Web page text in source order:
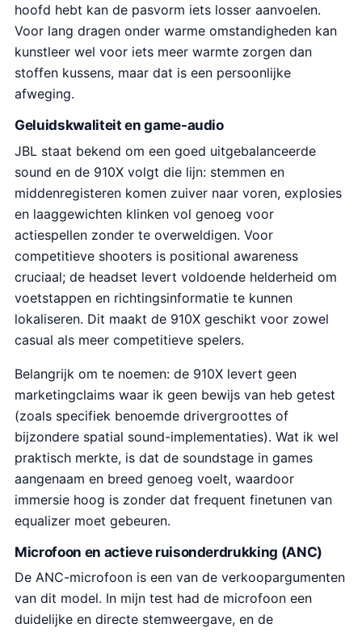
hoofd hebt kan de pasvorm iets losser aanvoelen.
Voor lang dragen onder warme omstandigheden kan
kunstleer wel voor iets meer warmte zorgen dan
stoffen kussens, maar dat is een persoonlijke
afweging.
Geluidskwaliteit en game-audio
JBL staat bekend om een goed uitgebalanceerde
sound en de 910X volgt die lijn: stemmen en
middenregisteren komen zuiver naar voren, explosies
en laaggewichten klinken vol genoeg voor
actiespellen zonder te overweldigen. Voor
competitieve shooters is positional awareness
cruciaal; de headset levert voldoende helderheid om
voetstappen en richtingsinformatie te kunnen
lokaliseren. Dit maakt de 910X geschikt voor zowel
casual als meer competitieve spelers.
Belangrijk om te noemen: de 910X levert geen
marketingclaims waar ik geen bewijs van heb getest
(zoals specifiek benoemde drivergroottes of
bijzondere spatial sound-implementaties). Wat ik wel
praktisch merkte, is dat de soundstage in games
aangenaam en breed genoeg voelt, waardoor
immersie hoog is zonder dat frequent finetunen van
equalizer moet gebeuren.
Microfoon en actieve ruisonderdrukking (ANC)
De ANC-microfoon is een van de verkoopargumenten
van dit model. In mijn test had de microfoon een
duidelijke en directe stemweergave, en de